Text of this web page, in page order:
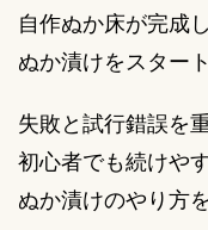
自作ぬか床が完成
ぬか漬けをスター
失敗と試行錯誤を
初心者でも続けや
ぬか漬けのやり方